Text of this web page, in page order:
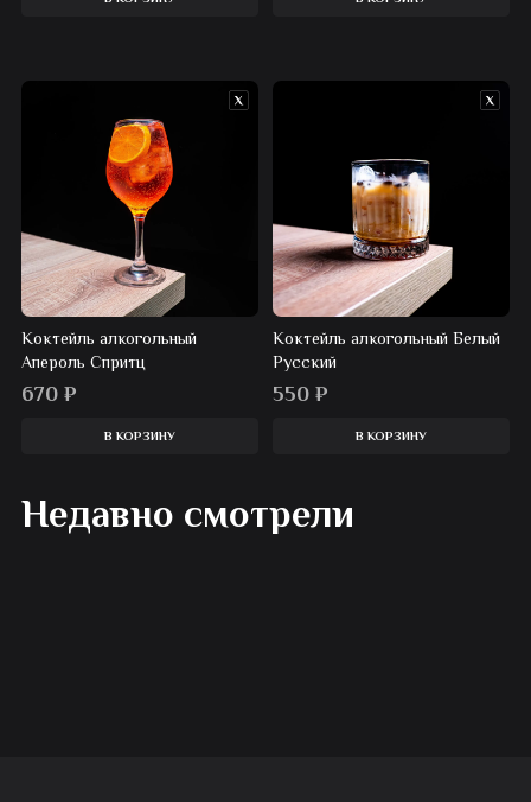
Коктейль алкогольный
Апероль Спритц
670 ₽
В КОРЗИНУ
Коктейль алкогольный Белый
Русский
550₽
В КОРЗИНУ
Недавно смотрели